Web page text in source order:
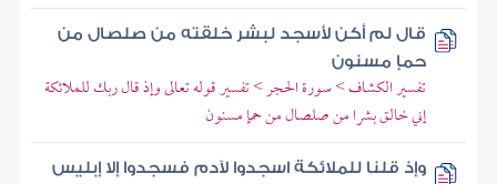
قال لم أكن لأسجد لبشر خلقته من صلصال من
حمإ مسنون
تفسير الكشاف > سورة الحجر > تفسير قوله تعالى وإذ قال ربك للملائكة
إني خالق بشرا من صلصال من حمإ مسنون
وإذ قلنا للملائكة اسجدوا لآدم فسجدوا إلا إبليس